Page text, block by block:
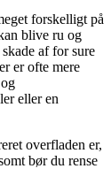
forskelligt på
blive ru og
af for sure
er ofte mere
eller en
overfladen er,
bør du rense